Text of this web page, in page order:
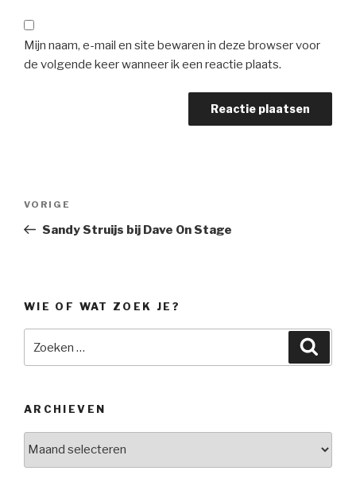
Mijn naam, e-mail en site bewaren in deze browser voor
de volgende keer wanneer ik een reactie plaats.
Vorig
bericht
VORIGE
Sandy Struijs bij Dave On Stage
WIE OF WAT ZOEK JE?
naar:
ARCHIEVEN